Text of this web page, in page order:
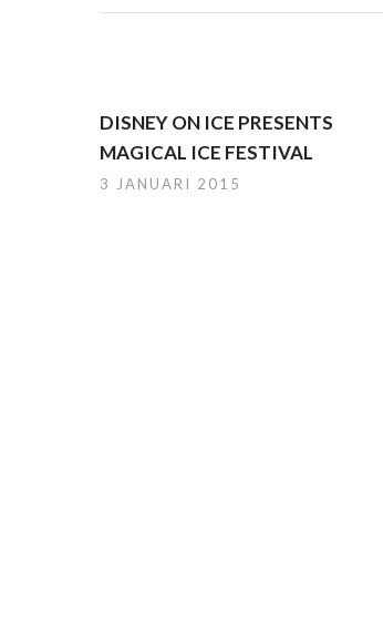
DISNEY ON ICE PRESENTS
MAGICAL ICE FESTIVAL
3 JANUARI 2015